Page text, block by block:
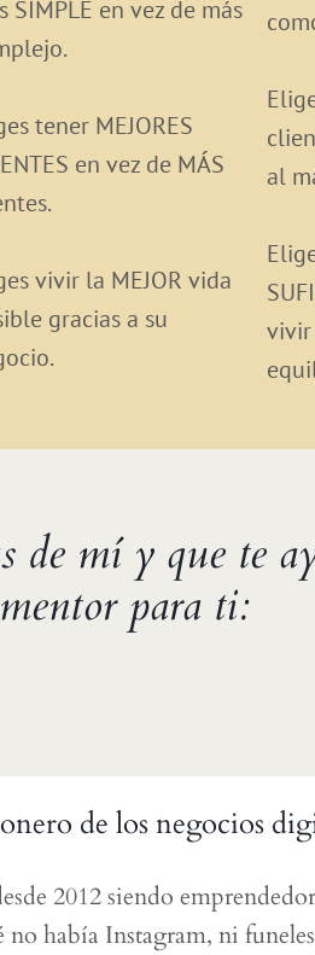
SIMPLE en vez de más
tener MEJORES
en vez de MÁS
vivir la MEJOR vida
gracias a su
al
vivir
de mí y que te
para ti:
de los negocios
2012 siendo
no había Instagram, ni